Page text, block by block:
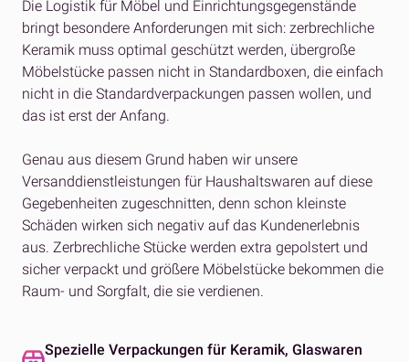
Die Logistik für Möbel und Einrichtungsgegenstände
bringt besondere Anforderungen mit sich: zerbrechliche
Keramik muss optimal geschützt werden, übergroße
Möbelstücke passen nicht in Standardboxen, die einfach
nicht in die Standardverpackungen passen wollen, und
das ist erst der Anfang.
Genau aus diesem Grund haben wir unsere
Versanddienstleistungen für Haushaltswaren auf diese
Gegebenheiten zugeschnitten, denn schon kleinste
Schäden wirken sich negativ auf das Kundenerlebnis
aus. Zerbrechliche Stücke werden extra gepolstert und
sicher verpackt und größere Möbelstücke bekommen die
Raum- und Sorgfalt, die sie verdienen.
Spezielle Verpackungen für Keramik, Glaswaren